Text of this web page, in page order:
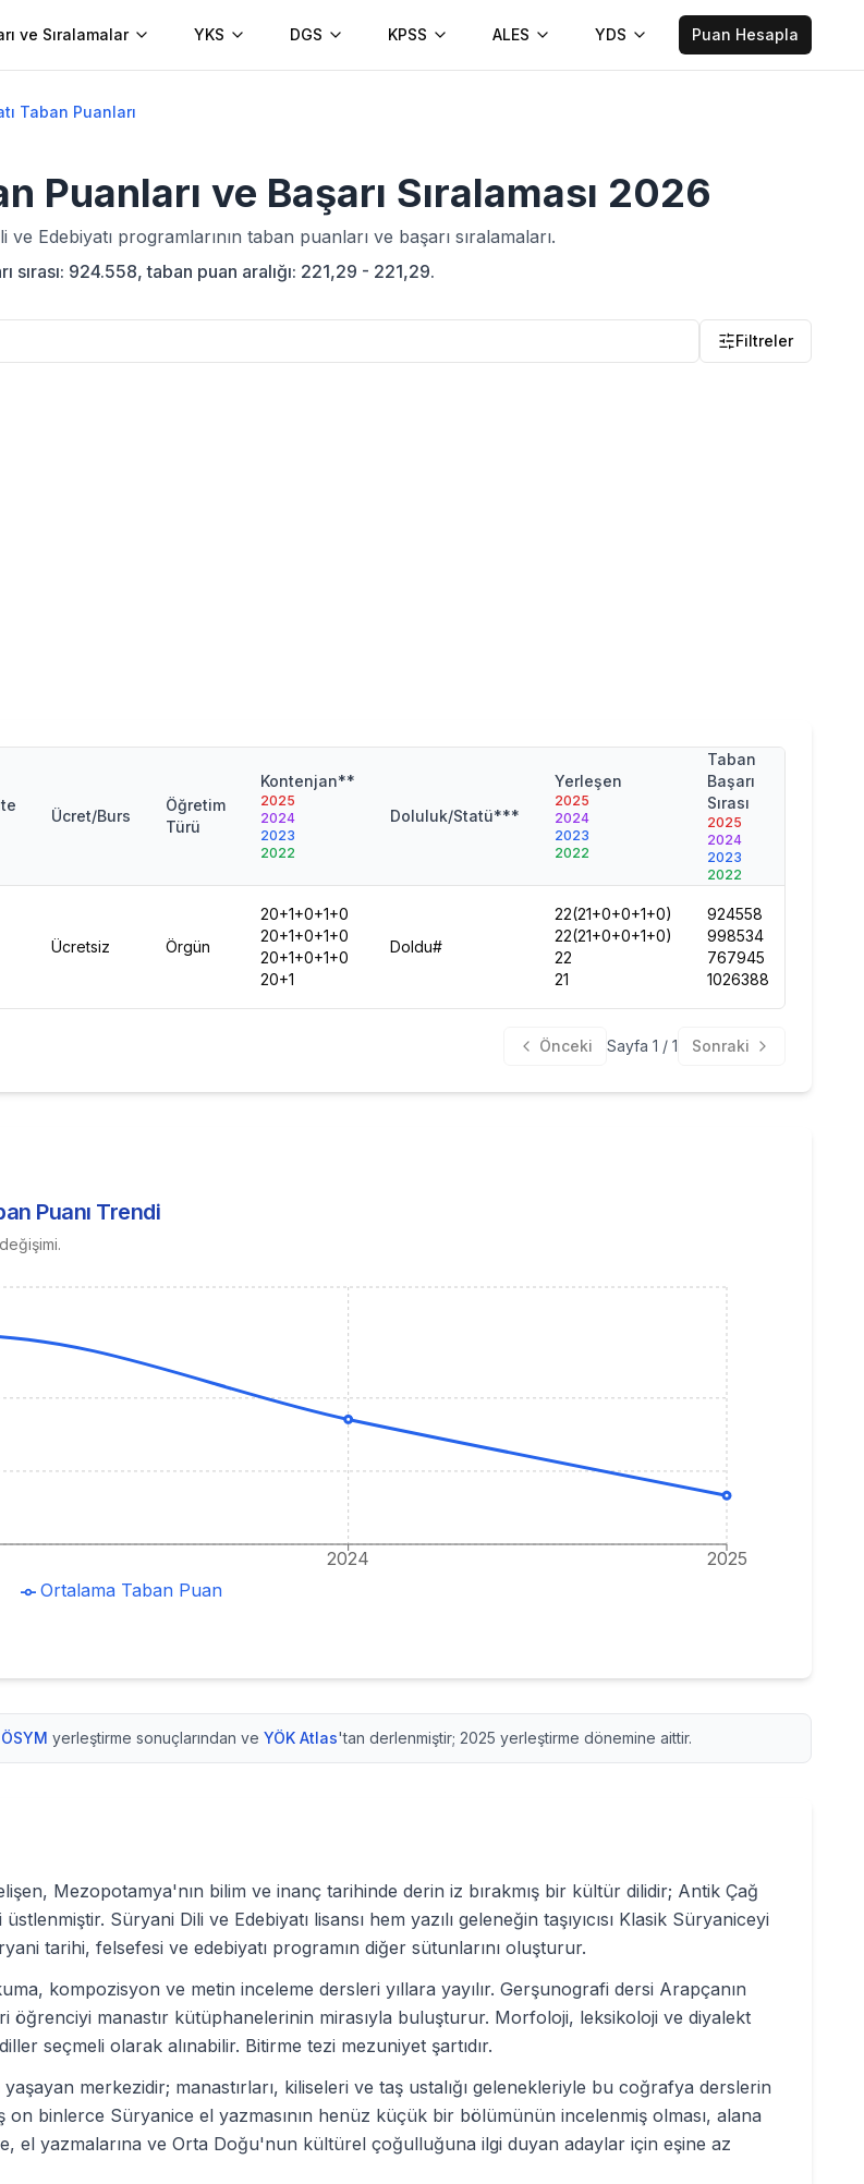
ve Sıralamalar YKS DGS KPSS ALES YDS Puan Hesapla
Taban Puanları
Puanları ve Başarı Sıralaması 2026
ve Edebiyatı programlarının taban puanları ve başarı sıralamaları.
924.558, taban puan aralığı: 221,29 - 221,29.
Filtreler
Ücret/Burs
Öğretim
Türü
Kontenjan**
2025
2024
2023
2022
Doluluk/Statü***
Yerleşen
2025
2024
2023
2022
Taban
Başarı
Sırası
2025
2024
2023
2022
Ücretsiz Örgün
20+1+0+1+0
20+1+0+1+0
20+1+0+1+0
20+1
Doldu#
22(21+0+0+1+0)
22(21+0+0+1+0)
22
21
924558
998534
767945
1026388
Önceki Sayfa 1 / 1 Sonraki
Puanı Trendi
2024 2025
Ortalama Taban Puan
ÖSYM yerleştirme sonuçlarından ve YÖK Atlas'tan derlenmiştir; 2025 yerleştirme dönemine aittir.
Mezopotamya'nın bilim ve inanç tarihinde derin iz bırakmış bir kültür dilidir; Antik Çağ
Süryani Dili ve Edebiyatı lisansı hem yazılı geleneğin taşıyıcısı Klasik Süryaniceyi
tarihi, felsefesi ve edebiyatı programın diğer sütunlarını oluşturur.
kompozisyon ve metin inceleme dersleri yıllara yayılır. Gerşunografi dersi Arapçanın
öğrenciyi manastır kütüphanelerinin mirasıyla buluşturur. Morfoloji, leksikoloji ve diyalekt
seçmeli olarak alınabilir. Bitirme tezi mezuniyet şartıdır.
merkezidir; manastırları, kiliseleri ve taş ustalığı gelenekleriyle bu coğrafya derslerin
on binlerce Süryanice el yazmasının henüz küçük bir bölümünün incelenmiş olması, alana
el yazmalarına ve Orta Doğu'nun kültürel çoğulluğuna ilgi duyan adaylar için eşine az